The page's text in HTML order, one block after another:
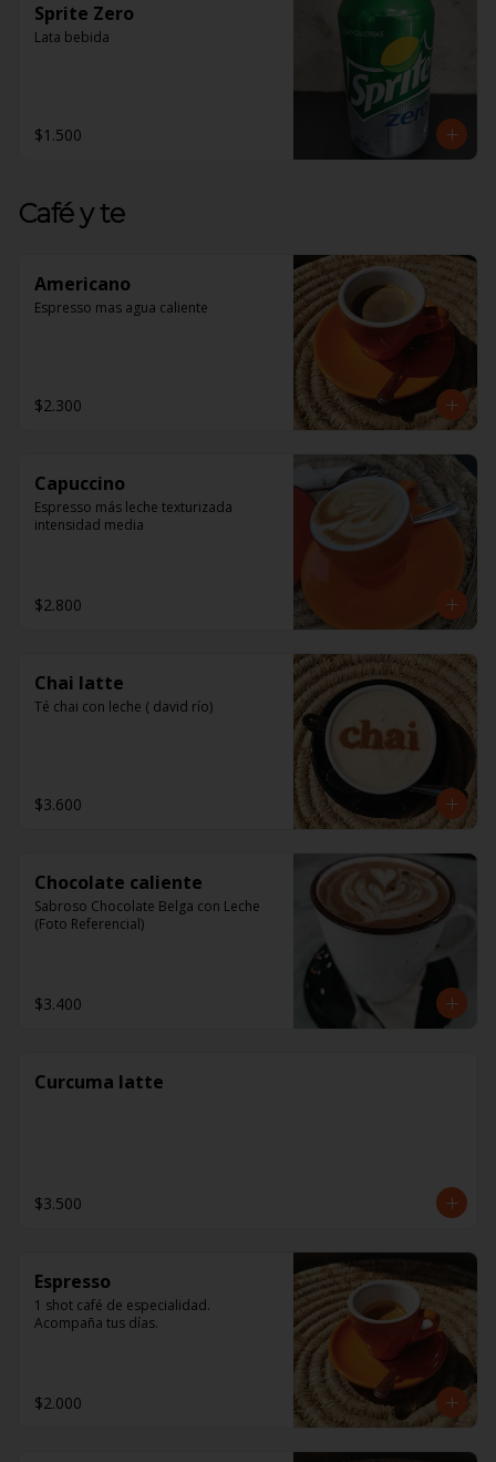
Sprite Zero
Lata bebida
$1.500
Café y te
Americano
Espresso mas agua caliente
$2.300
Capuccino
Espresso más leche texturizada
intensidad media
$2.800
Chai latte
Té chai con leche ( david río)
$3.600
Chocolate caliente
Sabroso Chocolate Belga con Leche
(Foto Referencial)
$3.400
Curcuma latte
$3.500
Espresso
1 shot café de especialidad.
Acompaña tus días.
$2.000